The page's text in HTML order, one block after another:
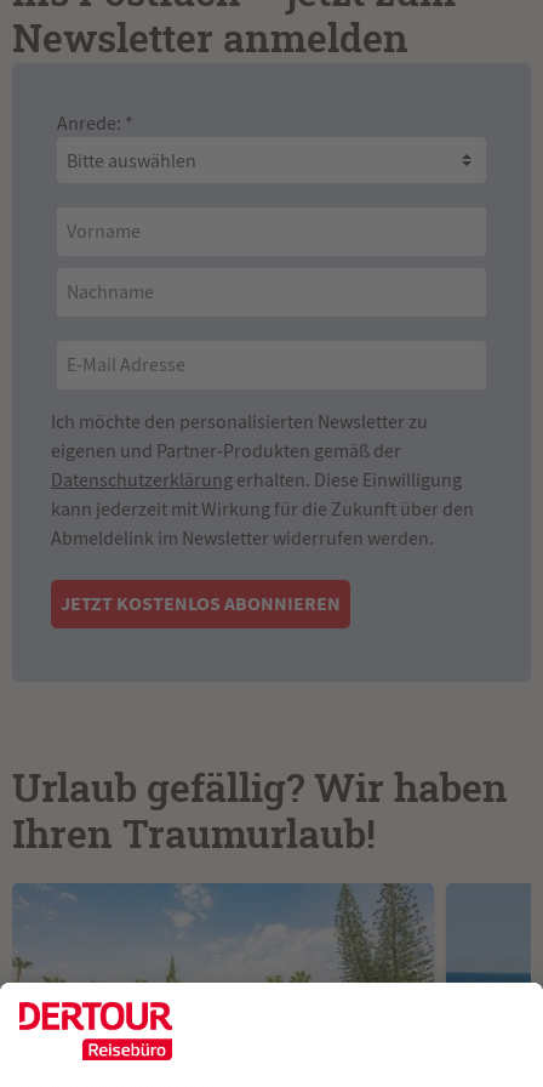
wärmstens weiterempfehlen und vergebe mit
Überzeugung die volle Punktzahl. Vielen lieben
Newsletter anmelden
Anrede: *
Ich möchte den personalisierten Newsletter zu
eigenen und Partner-Produkten gemäß der
Datenschutzerklärung erhalten. Diese Einwilligung
kann jederzeit mit Wirkung für die Zukunft über den
Abmeldelink im Newsletter widerrufen werden.
JETZT KOSTENLOS ABONNIEREN
Urlaub gefällig? Wir haben
Ihren Traumurlaub!